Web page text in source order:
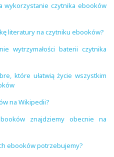
wykorzystanie czytnika ebooków
literatury na czytniku ebooków?
wytrzymałości baterii czytnika
które ułatwią życie wszystkim
na Wikipedii?
znajdziemy obecnie na
ebooków potrzebujemy?